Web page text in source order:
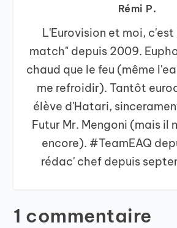
Rémi P.
L'Eurovision et moi,
match" depuis 2009.
chaud que le feu (même
me refroidir). Tantôt
élève d'Hatari,
Futur Mr. Mengoni (mais il
encore). #TeamEAQ
rédac' chef depuis
1 commentaire